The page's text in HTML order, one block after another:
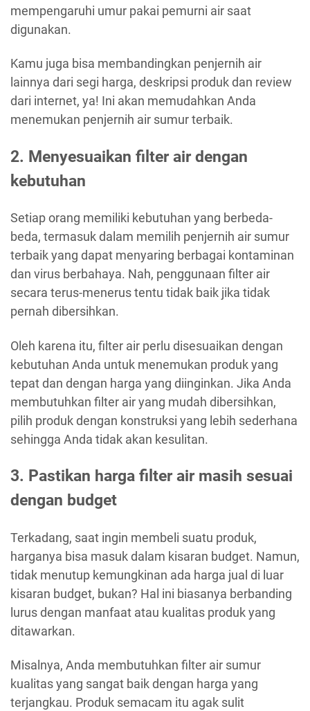
mempengaruhi umur pakai pemurni air saat
digunakan.
Kamu juga bisa membandingkan penjernih air
lainnya dari segi harga, deskripsi produk dan review
dari internet, ya! Ini akan memudahkan Anda
menemukan penjernih air sumur terbaik.
2. Menyesuaikan filter air dengan
kebutuhan
Setiap orang memiliki kebutuhan yang berbeda-
beda, termasuk dalam memilih penjernih air sumur
terbaik yang dapat menyaring berbagai kontaminan
dan virus berbahaya. Nah, penggunaan filter air
secara terus-menerus tentu tidak baik jika tidak
pernah dibersihkan.
Oleh karena itu, filter air perlu disesuaikan dengan
kebutuhan Anda untuk menemukan produk yang
tepat dan dengan harga yang diinginkan. Jika Anda
membutuhkan filter air yang mudah dibersihkan,
pilih produk dengan konstruksi yang lebih sederhana
sehingga Anda tidak akan kesulitan.
3. Pastikan harga filter air masih sesuai
dengan budget
Terkadang, saat ingin membeli suatu produk,
harganya bisa masuk dalam kisaran budget. Namun,
tidak menutup kemungkinan ada harga jual di luar
kisaran budget, bukan? Hal ini biasanya berbanding
lurus dengan manfaat atau kualitas produk yang
ditawarkan.
Misalnya, Anda membutuhkan filter air sumur
kualitas yang sangat baik dengan harga yang
terjangkau. Produk semacam itu agak sulit